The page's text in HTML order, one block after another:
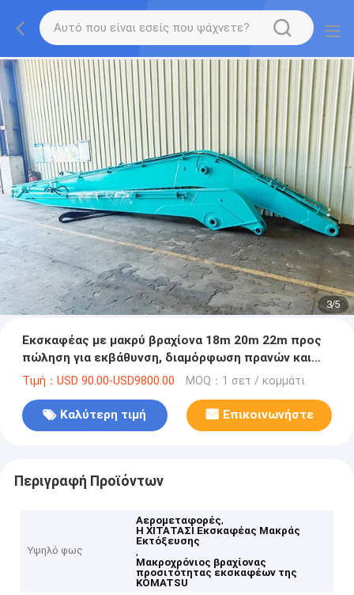
3/5
Εκσκαφέας με μακρύ βραχίονα 18m 20m 22m προς
πώληση για εκβάθυνση, διαμόρφωση πρανών και
ισοπέδωση
Τιμή：USD 90.00-USD9800.00 MOQ：1 σετ / κομμάτι
Καλύτερη τιμή Επικοινωνήστε
Περιγραφή Προϊόντων
Υψηλό φως
Αερομεταφορές,
Η ΧΙΤΑΤΑΣΙ Εκσκαφέας Μακράς
Εκτόξευσης
,
Μακροχρόνιος βραχίονας
προσιτότητας εκσκαφέων της
KOMATSU